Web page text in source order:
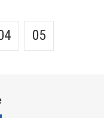
05